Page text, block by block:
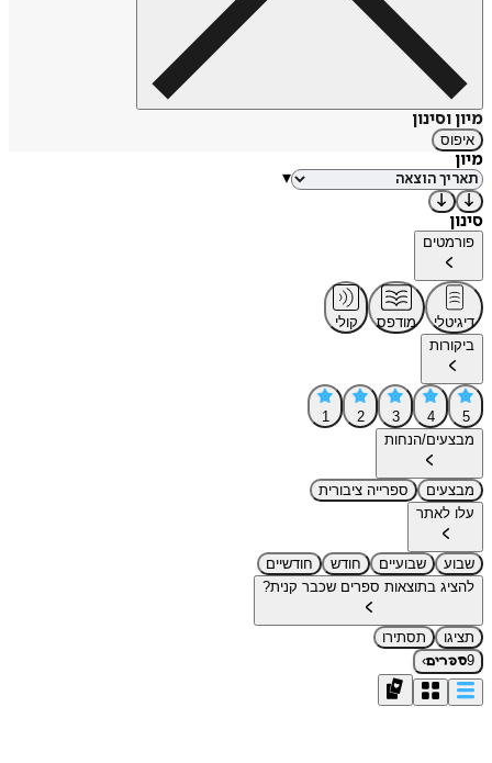
מיון וסינון
איפוס
מיון
▾
סינון
פורמטים
דיגיטלי מודפס
קולי
ביקורות
5
4
3
2
1
מבצעים/הנחות
מבצעים
ספרייה ציבורית
עלו לאתר
שבוע שבועיים חודש
חודשיים
להציג בתוצאות ספרים שכבר קנית?
תציגו
תסתירו
9ספרים›